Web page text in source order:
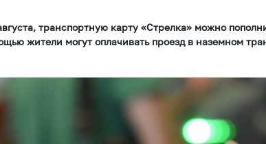
транспортную карту «Стрелка» можно
жители могут оплачивать проезд в наземном